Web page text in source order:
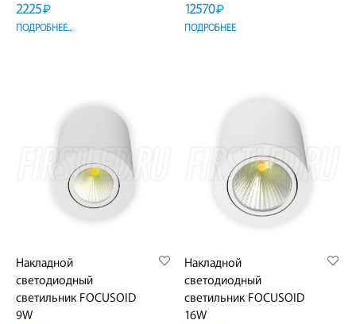
2225₽
ПОДРОБНЕЕ...
12570₽
ПОДРОБНЕЕ
Накладной
светодиодный
светильник FOCUSOID
9W
Накладной
светодиодный
светильник FOCUSOID
16W